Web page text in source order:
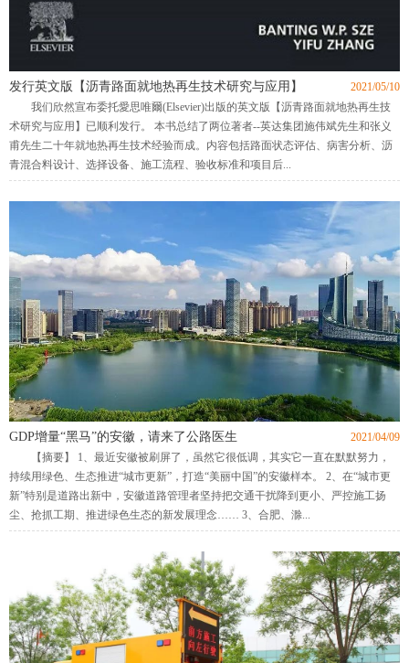
2021/05/10
发行英文版【沥青路面就地热再生技术研究与应用】
我们欣然宣布委托愛思唯爾(Elsevier)出版的英文版【沥青路面就地热再生技
术研究与应用】已顺利发行。 本书总结了两位著者--英达集团施伟斌先生和张义
甫先生二十年就地热再生技术经验而成。内容包括路面状态评估、病害分析、沥
青混合料设计、选择设备、施工流程、验收标准和项目后...
2021/04/09
GDP增量“黑马”的安徽，请来了公路医生
【摘要】 1、最近安徽被刷屏了，虽然它很低调，其实它一直在默默努力，
持续用绿色、生态推进“城市更新”，打造“美丽中国”的安徽样本。 2、在“城市更
新”特别是道路出新中，安徽道路管理者坚持把交通干扰降到更小、严控施工扬
尘、抢抓工期、推进绿色生态的新发展理念…… 3、合肥、滁...